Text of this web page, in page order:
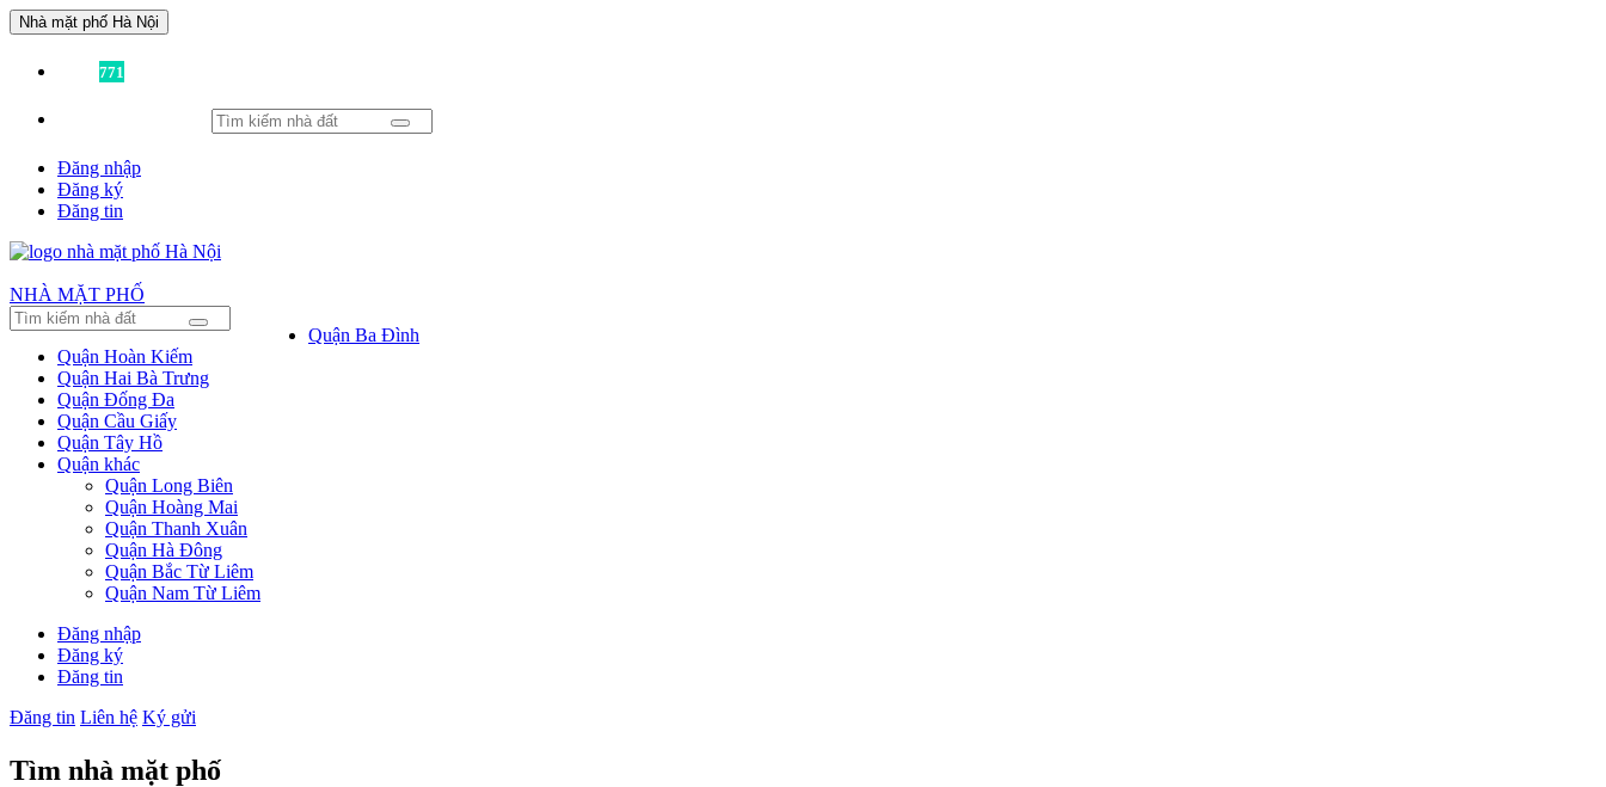
Nhà mặt phố Hà Nội
771
Đăng nhập
Đăng ký
Đăng tin
NHÀ MẶT PHỐ
Quận Ba Đình
Quận Hoàn Kiếm
Quận Hai Bà Trưng
Quận Đống Đa
Quận Cầu Giấy
Quận Tây Hồ
Quận khác
Quận Long Biên
Quận Hoàng Mai
Quận Thanh Xuân
Quận Hà Đông
Quận Bắc Từ Liêm
Quận Nam Từ Liêm
Đăng nhập
Đăng ký
Đăng tin
Đăng tin Liên hệ Ký gửi
Tìm nhà mặt phố